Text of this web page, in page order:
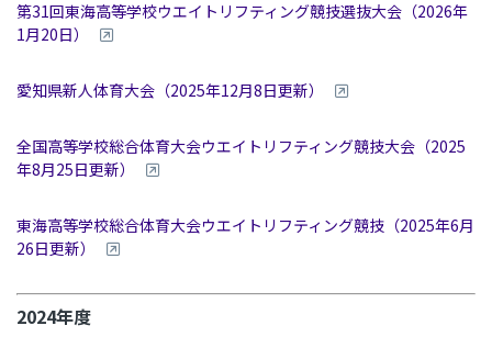
第31回東海高等学校ウエイトリフティング競技選抜大会（2026年
1月20日）
愛知県新人体育大会（2025年12月8日更新）
全国高等学校総合体育大会ウエイトリフティング競技大会（2025
年8月25日更新）
東海高等学校総合体育大会ウエイトリフティング競技（2025年6月
26日更新）
2024年度